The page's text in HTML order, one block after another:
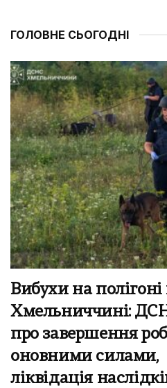
ГОЛОВНЕ СЬОГОДНІ
Вибухи на полігоні
Хмельниччині:
про завершення
оновними силами,
ліквідація